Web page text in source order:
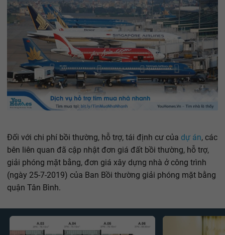
Đối với chi phí bồi thường, hỗ trợ, tái định cư của dự án, các
bên liên quan đã cập nhật đơn giá đất bồi thường, hỗ trợ,
giải phóng mặt bằng, đơn giá xây dựng nhà ở công trình
(ngày 25-7-2019) của Ban Bồi thường giải phóng mặt bằng
quận Tân Bình.